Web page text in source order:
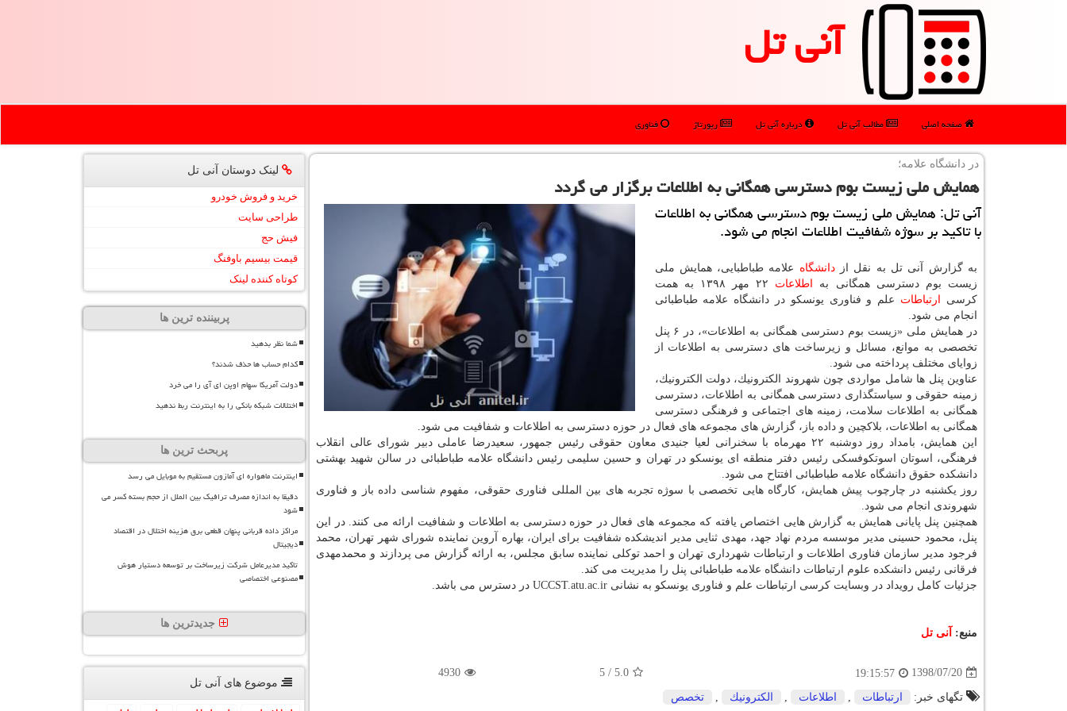
آنی تل
صفحه اصلی مطالب آنی تل درباره آنی تل رپورتاژ فناوری
در دانشگاه علامه؛
همایش ملی زیست بوم دسترسی همگانی به اطلاعات برگزار می گردد
آنی تل: همایش ملی زیست بوم دسترسی همگانی به اطلاعات
با تاكید بر سوژه شفافیت اطلاعات انجام می شود.
به گزارش آنی تل به نقل ازدانشگاه علامه طباطبایی، همایش ملی
زیست بوم دسترسی همگانی به
اطلاعات
۲۲ مهر ۱۳۹۸ به همت
كرسی
ارتباطات علم و فناوری یونسكو در دانشگاه علامه طباطبائی
انجام می شود.
در همایش ملی «زیست بوم دسترسی همگانی به اطلاعات»، در ۶ پنل
تخصصی به موانع، مسائل و زیرساخت های دسترسی به اطلاعات از
زوایای مختلف پرداخته می شود.
عناوین پنل ها شامل مواردی چون شهروند الكترونیك، دولت الكترونیك،
زمینه حقوقی و سیاستگذاری دسترسی همگانی به اطلاعات، دسترسی
همگانی به اطلاعات سلامت، زمینه های اجتماعی و فرهنگی دسترسی
همگانی به اطلاعات، بلاكچین و داده باز، گزارش های مجموعه های فعال در حوزه دسترسی به اطلاعات و شفافیت می شود.
این همایش، بامداد روز دوشنبه ۲۲ مهرماه با سخنرانی لعیا جنیدی معاون حقوقی رئیس جمهور، سعیدرضا عاملی دبیر شورای عالی انقلاب
فرهنگی، اسوتان اسوتكوفسكی رئیس دفتر منطقه ای یونسكو در تهران و حسین سلیمی رئیس دانشگاه علامه طباطبائی در سالن شهید بهشتی
دانشكده حقوق دانشگاه علامه طباطبائی افتتاح می شود.
روز یكشنبه در چارچوب پیش همایش، كارگاه هایی تخصصی با سوژه تجربه های بین المللی فناوری حقوقی، مفهوم شناسی داده باز و فناوری
شهروندی انجام می شود.
همچنین پنل پایانی همایش به گزارش هایی اختصاص یافته كه مجموعه های فعال در حوزه دسترسی به اطلاعات و شفافیت ارائه می كنند. در این
پنل، محمود حسینی مدیر موسسه مردم نهاد جهد، مهدی ثنایی مدیر اندیشكده شفافیت برای ایران، بهاره آروین نماینده شورای شهر تهران، محمد
فرجود مدیر سازمان فناوری اطلاعات و ارتباطات شهرداری تهران و احمد توكلی نماینده سابق مجلس، به ارائه گزارش می پردازند و محمدمهدی
فرقانی رئیس دانشكده علوم ارتباطات دانشگاه علامه طباطبائی پنل را مدیریت می كند.
جزئیات كامل رویداد در وبسایت كرسی ارتباطات علم و فناوری یونسكو به نشانی UCCST.atu.ac.ir در دسترس می باشد.
منبع: آنی تل
1398/07/20
19:15:57
5.0
/
5
4930
تگهای خبر: ارتباطات اطلاعات الكترونیك تخصص
لینک دوستان آنی تل
خرید و فروش خودرو
طراحی سایت
فیش حج
قیمت بیسیم باوفنگ
کوتاه کننده لینک
پربیننده ترین ها
شما نظر بدهید
کدام حساب ها حذف شدند؟
دولت آمریکا سهام اوپن ای آی را می خرد
اختلالات شبکه بانکی را به اینترنت ربط ندهید
پربحث ترین ها
اینترنت ماهواره ای آمازون مستقیم به موبایل می رسد
دقیقا به اندازه مصرف ترافیک بین الملل از حجم بسته کسر می
شود
مراکز داده قربانی پنهان قطعی برق هزینه اختلال در اقتصاد
دیجیتال
تاکید مدیرعامل شرکت زیرساخت بر توسعه دستیار هوش
مصنوعی اختصاصی
جدیدترین ها
موضوع های آنی تل